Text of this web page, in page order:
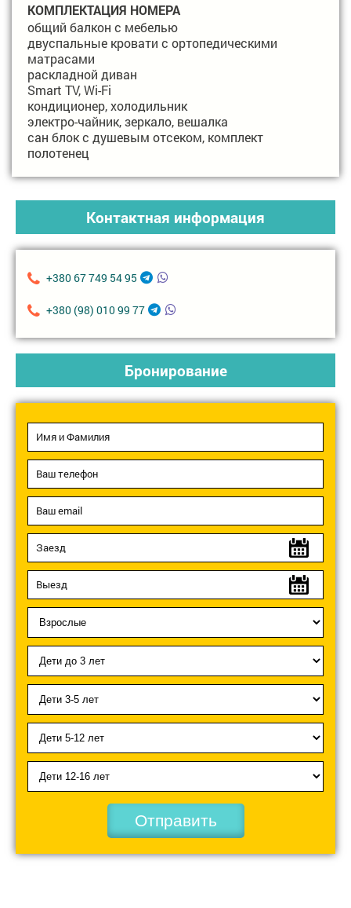
КОМПЛЕКТАЦИЯ НОМЕРА
общий балкон с мебелью
двуспальные кровати с ортопедическими
матрасами
раскладной диван
Smart TV, Wi-Fi
кондиционер, холодильник
электро-чайник, зеркало, вешалка
сан блок с душевым отсеком, комплект
полотенец
Контактная информация
+380 67 749 54 95
+380 (98) 010 99 77
Бронирование
Отправить